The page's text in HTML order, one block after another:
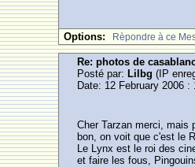
Options: Rèpondre à ce
Re: photos de
Posté par: Lilbg (IP
Date: 12 February 2006 :
Cher Tarzan merci, mais
bon, on voit que c'est le
Le Lynx est le roi des
et faire les fous,